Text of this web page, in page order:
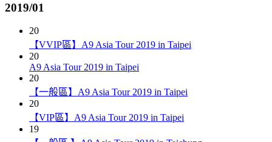
2019/01
20
【VVIP區】A9 Asia Tour 2019 in Taipei
20
A9 Asia Tour 2019 in Taipei
20
【一般區】A9 Asia Tour 2019 in Taipei
20
【VIP區】A9 Asia Tour 2019 in Taipei
19